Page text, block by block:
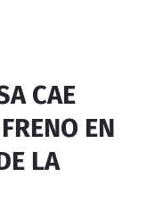
CAE
EN
LA